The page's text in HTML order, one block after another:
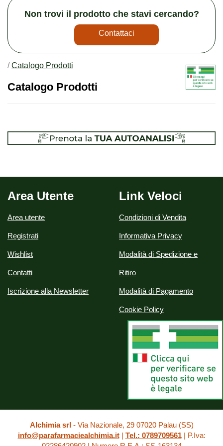
Non trovi il prodotto che stavi cercando?
Contattaci
/Catalogo Prodotti
Catalogo Prodotti
Area Utente
Area utente
Registrati
Wishlist
Contatti
Iscrizione alla Newsletter
Link Veloci
Condizioni di Vendita
Informativa Privacy
Modalità di Spedizione e
Ritiro
Modalità di Pagamento
Cookie Policy
Alchimia srl- Via Nazionale, 29 07020 Palau (SS)
info@parafarmaciealchimia.it| Tel.: 0789709561| P.Iva: